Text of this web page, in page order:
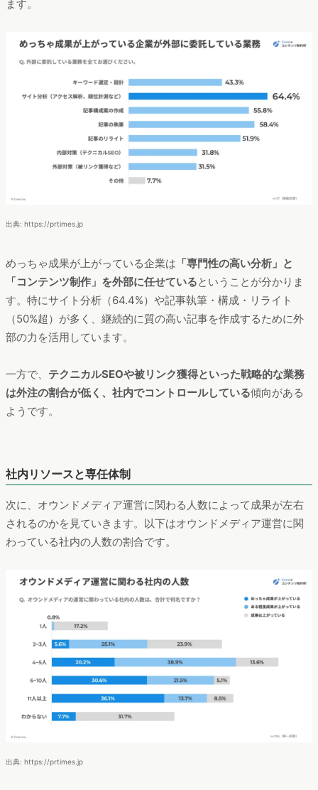
ます。
出典: https://prtimes.jp
めっちゃ成果が上がっている企業は 「専門性の高い分析」と
「コンテンツ制作」を外部に任せているということが分かりま
す。特にサイト分析（64.4%）や記事執筆・構成・リライト
（50%超）が多く、継続的に質の高い記事を作成するために外
部の力を活用しています。
一方で、 テクニカルSEOや被リンク獲得といった戦略的な業務
は外注の割合が低く、社内でコントロールしている傾向がある
ようです。
社内リソースと専任体制
次に、オウンドメディア運営に関わる人数によって成果が左右
されるのかを見ていきます。以下はオウンドメディア運営に関
わっている社内の人数の割合です。
出典: https://prtimes.jp